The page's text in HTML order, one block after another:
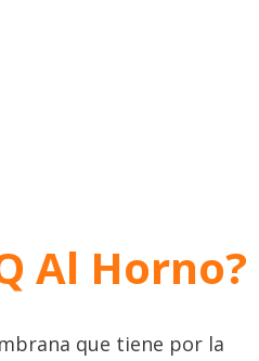
Al Horno?
que tiene por la